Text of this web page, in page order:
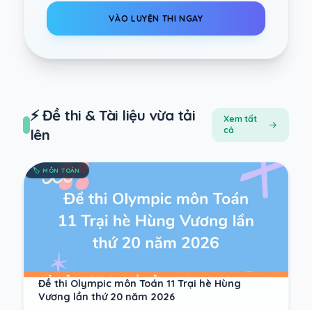
VÀO LUYỆN THI NGAY
⚡ Đề thi & Tài liệu vừa tải
lên
Xem tất
cả
🏷️ MÔN TOÁN
Đề thi Olympic môn Toán 11 Trại hè Hùng
Vương lần thứ 20 năm 2026